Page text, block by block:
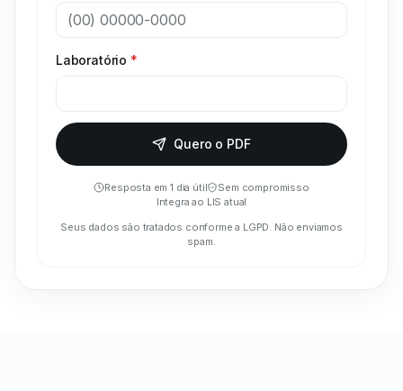
Laboratório *
Quero o PDF
Resposta em 1 dia útil
Sem compromisso
Integra ao LIS atual
Seus dados são tratados conforme a LGPD. Não enviamos
spam.